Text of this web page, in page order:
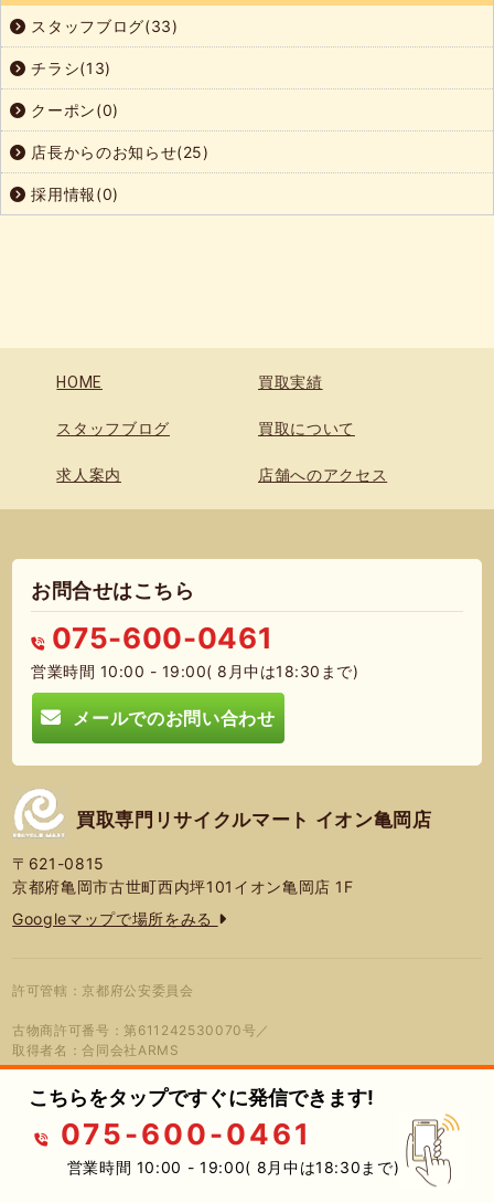
スタッフブログ(33)
チラシ(13)
クーポン(0)
店長からのお知らせ(25)
採用情報(0)
HOME 買取実績
スタッフブログ 買取について
求人案内 店舗へのアクセス
お問合せはこちら
075-600-0461
営業時間 10:00 - 19:00( 8月中は18:30まで)
メールでのお問い合わせ
買取専門リサイクルマート イオン亀岡店
〒621-0815
京都府亀岡市古世町西内坪101イオン亀岡店 1F
Googleマップで場所をみる
許可管轄：京都府公安委員会
古物商許可番号：第611242530070号／
取得者名：合同会社ARMS
プライバシーポリシー 蓮営会社
© 2026年 買取専門リサイクルマート
イオン亀岡店
こちらをタップですぐに発信できます!
075-600-0461
営業時間 10:00 - 19:00( 8月中は18:30まで)